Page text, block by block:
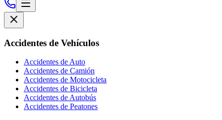
Accidentes de Vehículos
Accidentes de Auto
Accidentes de Camión
Accidentes de Motocicleta
Accidentes de Bicicleta
Accidentes de Autobús
Accidentes de Peatones